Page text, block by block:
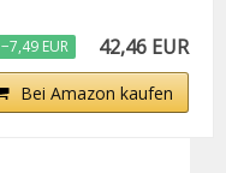
−7,49 EUR 42,46 EUR
Bei Amazon kaufen